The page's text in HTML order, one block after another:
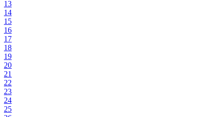
13
14
15
16
17
18
19
20
21
22
23
24
25